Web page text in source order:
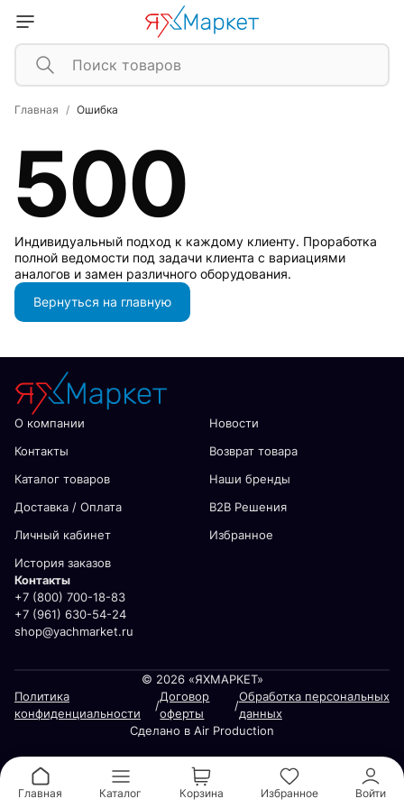
Главная Ошибка
500
Индивидуальный подход к каждому клиенту. Проработка
полной ведомости под задачи клиента с вариациями
аналогов и замен различного оборудования.
Вернуться на главную
О компании
Новости
Контакты
Возврат товара
Каталог товаров
Наши бренды
Доставка / Оплата
В2В Решения
Личный кабинет
Избранное
История заказов
Контакты
+7 (800) 700-18-83
+7 (961) 630-54-24
shop@yachmarket.ru
© 2026 «ЯХМАРКЕТ»
Политика
конфиденциальности
/
Договор
оферты
/
Обработка персональных
данных
Сделано в Air Production
Главная Каталог Корзина Избранное Войти